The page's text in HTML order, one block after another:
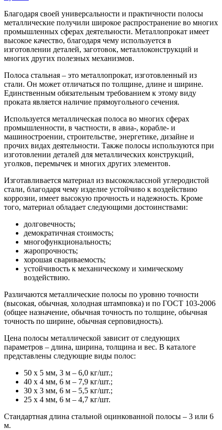
Благодаря своей универсальности и практичности полосы
металлические получили широкое распространение во многих
промышленных сферах деятельности. Металлопрокат имеет
высокое качество, благодаря чему используется в
изготовлении деталей, заготовок, металлоконструкций и
многих других полезных механизмов.
Полоса стальная – это металлопрокат, изготовленный из
стали. Он может отличаться по толщине, длине и ширине.
Единственным обязательным требованием к этому виду
проката является наличие прямоугольного сечения.
Используется металлическая полоса во многих сферах
промышленности, в частности, в авиа-, корабле- и
машиностроении, строительстве, энергетике, дизайне и
прочих видах деятельности. Также полосы используются при
изготовлении деталей для металлических конструкций,
уголков, перемычек и многих других элементов.
Изготавливается материал из высококлассной углеродистой
стали, благодаря чему изделие устойчиво к воздействию
коррозии, имеет высокую прочность и надежность. Кроме
того, материал обладает следующими достоинствами:
долговечность;
демократичная стоимость;
многофункциональность;
жаропрочность;
хорошая свариваемость;
устойчивость к механическому и химическому
воздействию.
Различаются металлические полосы по уровню точности
(высокая, обычная, холодная штамповка) и по ГОСТ 103-2006
(общее назначение, обычная точность по толщине, обычная
точность по ширине, обычная серповидность).
Цена полосы металлической зависит от следующих
параметров – длина, ширина, толщина и вес. В каталоге
представлены следующие виды полос:
50 х 5 мм, 3 м – 6,0 кг/шт.;
40 х 4 мм, 6 м – 7,9 кг/шт.;
30 х 3 мм, 6 м – 5,5 кг/шт.;
25 х 4 мм, 6 м – 4,7 кг/шт.
Стандартная длина стальной оцинкованной полосы – 3 или 6
м.